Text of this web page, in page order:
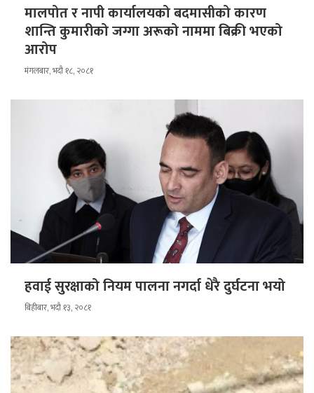
मालपोत र नापी कार्यालयको बदमासीको कारण
शान्ति कुमारीको जग्गा अरूको नाममा बिक्री भएको
आरोप
मंगलबार, भदौ १८, २०८१
हवाई सुरक्षाको नियम पालना नगर्दा धेरै दुर्घटना भयो
बिहीबार, भदौ १३, २०८१